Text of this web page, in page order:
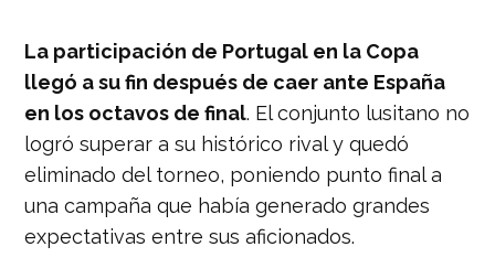
La participación de Portugal en la Copa
llegó a su fin después de caer ante España
en los octavos de final. El conjunto lusitano no
logró superar a su histórico rival y quedó
eliminado del torneo, poniendo punto final a
una campaña que había generado grandes
expectativas entre sus aficionados.